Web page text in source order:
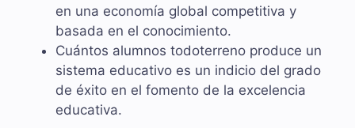
en una economía global competitiva y
basada en el conocimiento.
Cuántos alumnos todoterreno produce un
sistema educativo es un indicio del grado
de éxito en el fomento de la excelencia
educativa.